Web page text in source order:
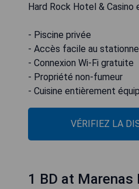
Hard Rock Hotel & Casino
- Piscine privée
- Accès facile au
- Connexion Wi-Fi gratuite
- Propriété non-fumeur
- Cuisine entièrement
VÉRIFIEZ LA
1 BD at Marenas